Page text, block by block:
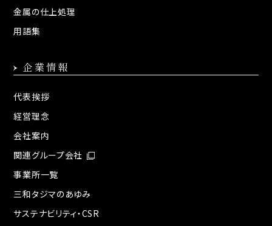
金属の仕上処理
用語集
企業情報
代表挨拶
経営理念
会社案内
関連グループ会社
事業所一覧
三和タジマのあゆみ
サステナビリティ・CSR